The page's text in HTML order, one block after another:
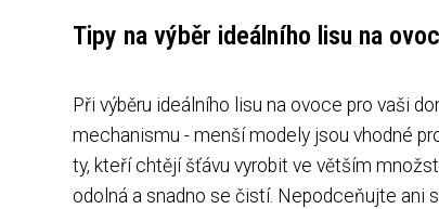
Tipy na výběr ideálního lisu na
Při výběru ideálního lisu na ovoce pro vaši
mechanismu - menší modely jsou vhodné
ty, kteří chtějí šťávu vyrobit ve větším
odolná a snadno se čistí. Nepodceňujte ani